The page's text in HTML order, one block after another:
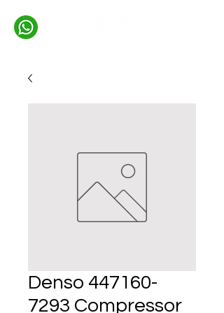
Denso 447160-
7293 Compressor